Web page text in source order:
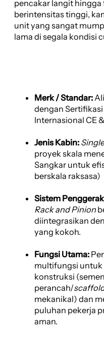
pencakar langit hingga
berintensitas tinggi,
unit yang sangat
lama di segala kondisi
Merk / Standar:
dengan
Internasional CE
Jenis Kabin:
proyek skala
Sangkar untuk
berskala raksasa)
Sistem
Rack and Pinion
diintegrasikan
yang kokoh.
Fungsi Utama:
multifungsi untuk
konstruksi
perancah/
mekanikal) dan
puluhan pekerja
aman.